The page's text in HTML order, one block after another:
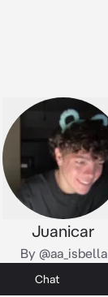
Juanicar
By @aa_isbella
Chat